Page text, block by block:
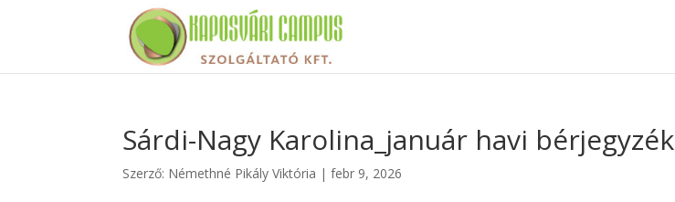
Sárdi-Nagy Karolina_január havi bérjegyzék
Szerző: Némethné Pikály Viktória |febr 9, 2026